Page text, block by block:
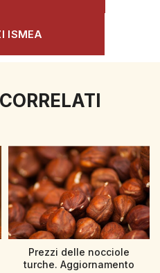
ISMEA
Prezzi delle nocciole
turche. Aggiornamento